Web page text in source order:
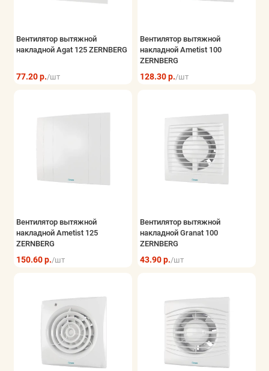
Вентилятор вытяжной
накладной Agat 125 ZERNBERG
77.20 р./шт
Вентилятор вытяжной
накладной Ametist 100
ZERNBERG
128.30 р./шт
Вентилятор вытяжной
накладной Ametist 125
ZERNBERG
150.60 р./шт
Вентилятор вытяжной
накладной Granat 100
ZERNBERG
43.90 р./шт